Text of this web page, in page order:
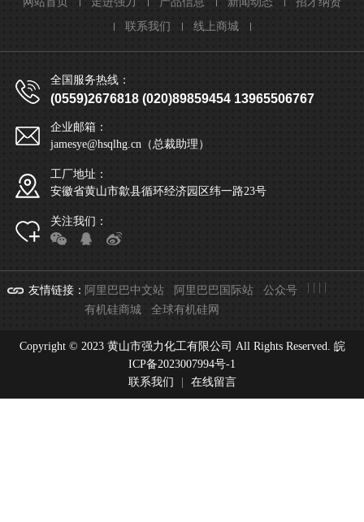
联系我们
线上商城
全国服务热线：
(0559)2676818 (020)89859454 13965506767
企业邮箱：
jamesye@hsqlhg.cn（总裁助理）
工厂地址：
安徽省黄山市歙县循环经济园区纬一路23号
关注我们：
友情链接： 阿里巴巴中文站 阿里巴巴国际站 公众号
有机硅商城
全球有机硅网
Copyright © 2023 黄山市强力化工有限公司 All Rights Reserved. 皖
ICP备2023007994号-1
联系我们
在线留言